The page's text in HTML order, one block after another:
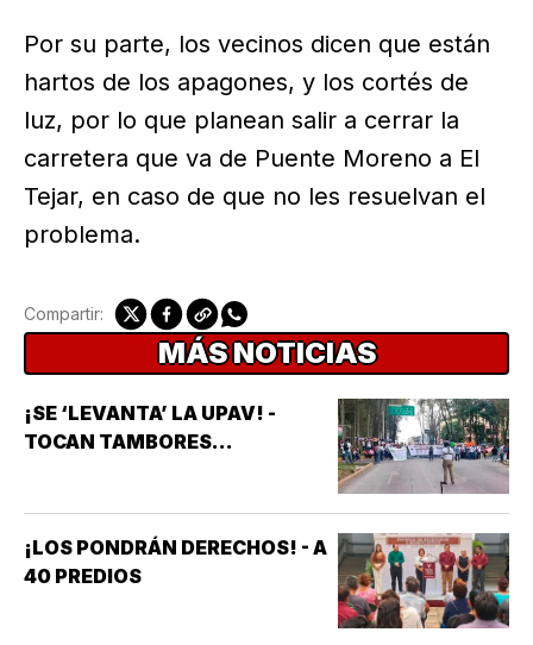
Por su parte, los vecinos dicen que están
hartos de los apagones, y los cortés de
luz, por lo que planean salir a cerrar la
carretera que va de Puente Moreno a El
Tejar, en caso de que no les resuelvan el
problema.
Compartir:
MÁS NOTICIAS
¡SE ‘LEVANTA’ LA UPAV! -
TOCAN TAMBORES...
¡LOS PONDRÁN DERECHOS! - A
40 PREDIOS